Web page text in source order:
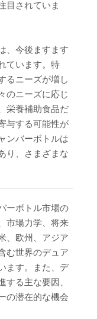
目されていま
、今後ますます
ています。特
るニーズが増し
のニーズに応じ
栄養補助食品だ
与する可能性が
ンバーボトルは
り、さまざまな
ーボトル市場の
市場力学、将来
、欧州、アジア
む世界のデュア
ます。また、デ
する主な要因、
の潜在的な機会